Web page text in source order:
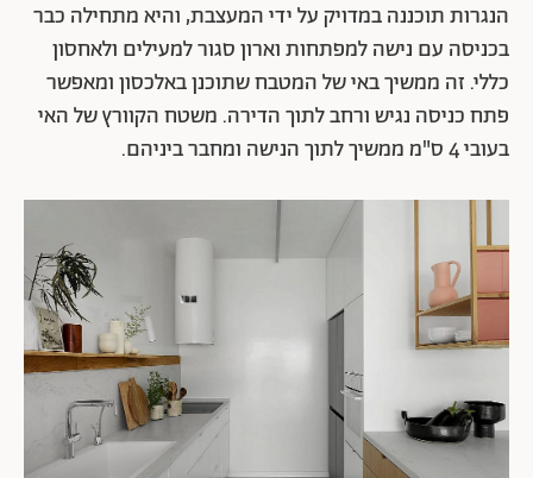
הנגרות תוכננה במדויק על ידי המעצבת, והיא מתחילה כבר
בכניסה עם נישה למפתחות וארון סגור למעילים ולאחסון
כללי. זה ממשיך באי של המטבח שתוכנן באלכסון ומאפשר
פתח כניסה נגיש ורחב לתוך הדירה. משטח הקוורץ של האי
בעובי 4 ס"מ ממשיך לתוך הנישה ומחבר ביניהם.